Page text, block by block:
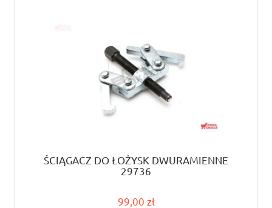
ŚCIĄGACZ DO ŁOŻYSK DWURAMIENNE
29736
99,00 zł